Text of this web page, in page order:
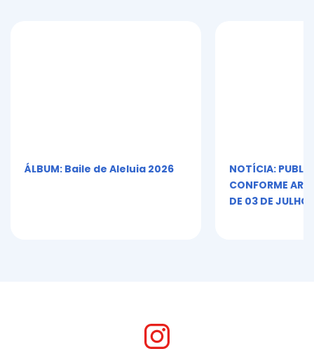
ÁLBUM: Baile de Aleluia 2026
NOTÍCIA:
CONFORME ART.
DE 03 DE JULHO